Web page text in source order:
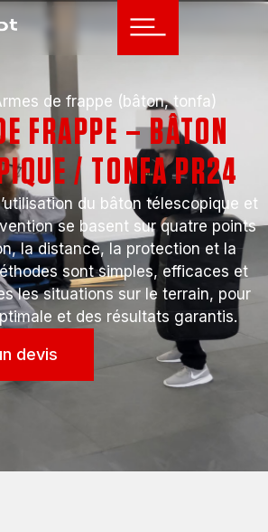
de frappe (bâton, tonfa)
FRAPPE – BÂTON
/ TONFA PR24
du bâton télescopique et
se basent sur quatre points
la distance, la protection et la
sont simples, efficaces et
les situations sur le terrain, pour
et des résultats garantis.
devis